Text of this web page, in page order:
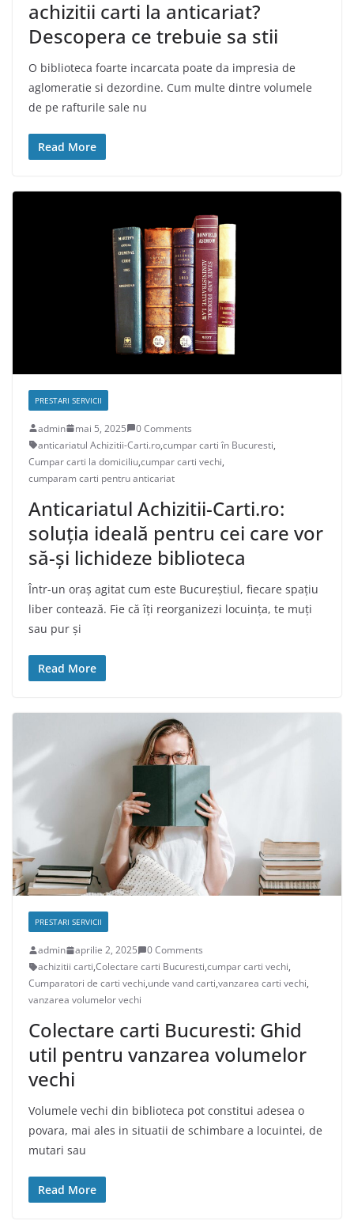
achizitii carti la anticariat?
Descopera ce trebuie sa stii
O biblioteca foarte incarcata poate da impresia de
aglomeratie si dezordine. Cum multe dintre volumele
de pe rafturile sale nu
Read More
PRESTARI SERVICII
admin mai 5, 2025
0 Comments
anticariatul Achizitii-Carti.ro,cumpar carti în Bucuresti,
Cumpar carti la domiciliu,cumpar carti vechi,
cumparam carti pentru anticariat
Anticariatul Achizitii-Carti.ro:
soluția ideală pentru cei care vor
să-și lichideze biblioteca
Într-un oraș agitat cum este Bucureștiul, fiecare spațiu
liber contează. Fie că îți reorganizezi locuința, te muți
sau pur și
Read More
PRESTARI SERVICII
admin aprilie 2, 2025
0 Comments
achizitii carti,Colectare carti Bucuresti,cumpar carti vechi,
Cumparatori de carti vechi,unde vand carti,vanzarea carti vechi,
vanzarea volumelor vechi
Colectare carti Bucuresti: Ghid
util pentru vanzarea volumelor
vechi
Volumele vechi din biblioteca pot constitui adesea o
povara, mai ales in situatii de schimbare a locuintei, de
mutari sau
Read More